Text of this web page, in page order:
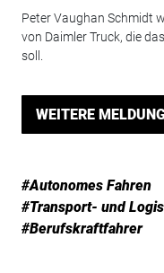
Peter Vaughan Schmidt
von Daimler Truck, die
soll.
WEITERE
#Autonomes Fahren
#Transport- und
#Berufskraftfahrer